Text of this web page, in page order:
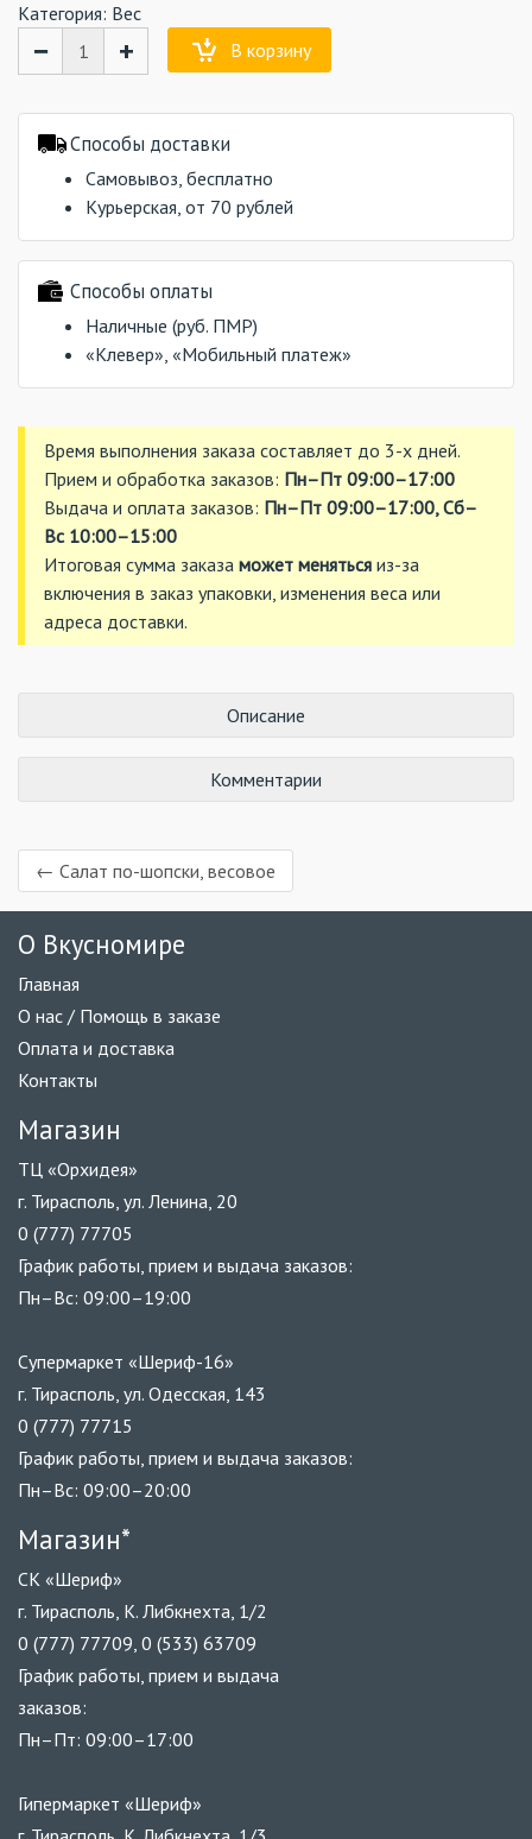
Категория: Вес
− + В корзину
Способы доставки
Самовывоз, бесплатно
Курьерская, от 70 рублей
Способы оплаты
Наличные (руб. ПМР)
«Клевер», «Мобильный платеж»
Время выполнения заказа составляет до 3-х дней.
Прием и обработка заказов: Пн–Пт 09:00–17:00
Выдача и оплата заказов: Пн–Пт 09:00–17:00, Сб–
Вс 10:00–15:00
Итоговая сумма заказа может меняться из-за
включения в заказ упаковки, изменения веса или
адреса доставки.
Описание
Комментарии
← Салат по-шопски, весовое
О Вкусномире
Главная
О нас / Помощь в заказе
Оплата и доставка
Контакты
Магазин
ТЦ «Орхидея»
г. Тирасполь, ул. Ленина, 20
0 (777) 77705
График работы, прием и выдача заказов:
Пн–Вс: 09:00–19:00
Супермаркет «Шериф-16»
г. Тирасполь, ул. Одесская, 143
0 (777) 77715
График работы, прием и выдача заказов:
Пн–Вс: 09:00–20:00
Магазин*
СК «Шериф»
г. Тирасполь, К. Либкнехта, 1/2
0 (777) 77709, 0 (533) 63709
График работы, прием и выдача
заказов:
Пн–Пт: 09:00–17:00
Гипермаркет «Шериф»